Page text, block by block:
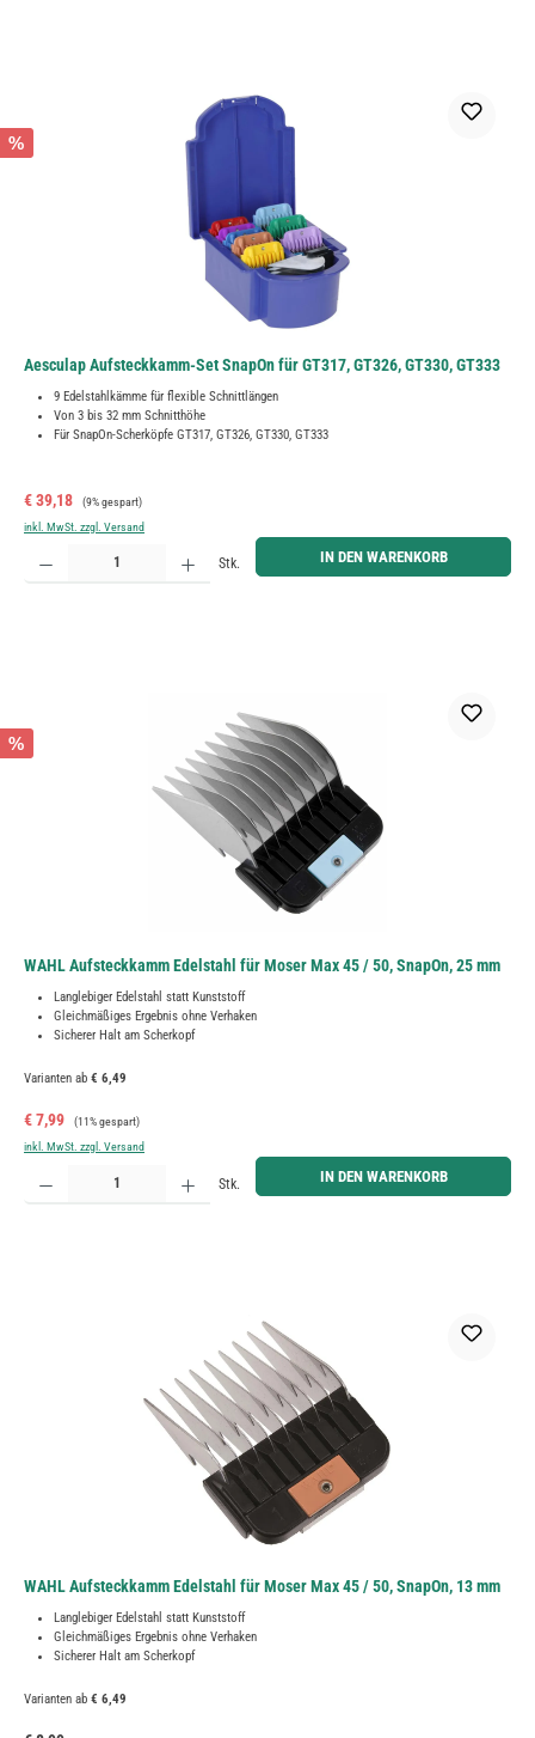
%
Aesculap Aufsteckkamm-Set SnapOn für GT317, GT326, GT330, GT333
9 Edelstahlkämme für flexible Schnittlängen
Von 3 bis 32 mm Schnitthöhe
Für SnapOn-Scherköpfe GT317, GT326, GT330, GT333
Verkaufspreis:
€ 39,18 Regulärer Preis:
(9% gespart)
inkl. MwSt. zzgl. Versand
Produkt Anzahl: Gib den gewünschten Wert ein oder benutze die Schaltflächen um die Anzahl zu
Stk. IN DEN WARENKORB
%
WAHL Aufsteckkamm Edelstahl für Moser Max 45 / 50, SnapOn, 25 mm
Langlebiger Edelstahl statt Kunststoff
Gleichmäßiges Ergebnis ohne Verhaken
Sicherer Halt am Scherkopf
Varianten ab € 6,49
Verkaufspreis:
€ 7,99 Regulärer Preis:
(11% gespart)
inkl. MwSt. zzgl. Versand
Produkt Anzahl: Gib den gewünschten Wert ein oder benutze die Schaltflächen um die Anzahl zu
Stk. IN DEN WARENKORB
WAHL Aufsteckkamm Edelstahl für Moser Max 45 / 50, SnapOn, 13 mm
Langlebiger Edelstahl statt Kunststoff
Gleichmäßiges Ergebnis ohne Verhaken
Sicherer Halt am Scherkopf
Varianten ab € 6,49